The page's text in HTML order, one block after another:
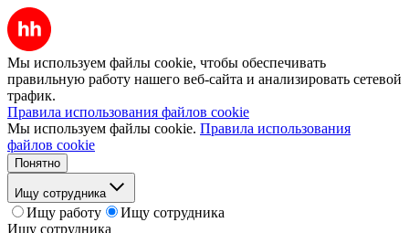
Мы используем файлы cookie, чтобы обеспечивать
правильную работу нашего веб-сайта и анализировать сетевой
трафик.
Правила использования файлов cookie
Мы используем файлы cookie. Правила использования
файлов cookie
Понятно
Ищу сотрудника
Ищу работу
Ищу сотрудника
Ищу сотрудника